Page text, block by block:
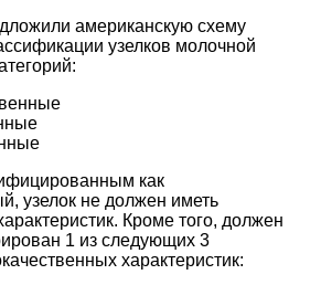
американскую схему
узелков молочной
как
узелок не должен иметь
Кроме того, должен
1 из следующих 3
характеристик: